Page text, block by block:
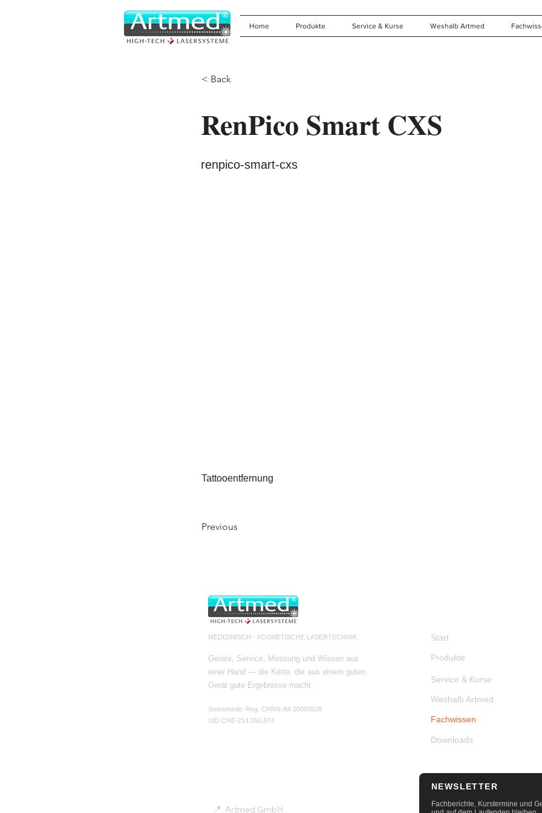
Home Produkte Service & Kurse Weshalb Artmed
< Back
RenPico Smart CXS
renpico-smart-cxs
Tattooentfernung
Previous
MEDIZINISCH - KOSMETISCHE LASERTECHNIK
Geräte, Service, Messung und Wissen aus
einer Hand — die Kette, die aus einem guten
Gerät gute Ergebnisse macht.
Swissmedic-Reg. CHRN-IM-20003528
UID CHE-214.550.874
📍 Artmed GmbH
Start
Produkte
Service & Kurse
Weshalb Artmed
Fachwissen
Downloads
NEWSLETTER
Fachberichte, Kurstermine und